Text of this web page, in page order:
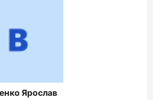
Ярослав